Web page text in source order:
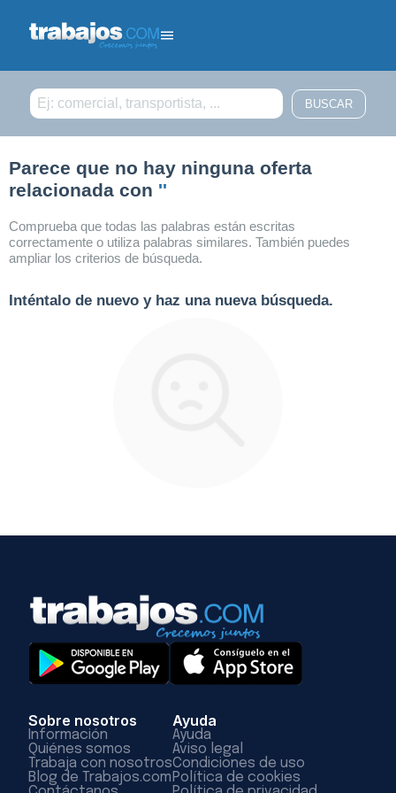
Parece que no hay ninguna oferta
relacionada con ''
Comprueba que todas las palabras están escritas
correctamente o utiliza palabras similares. También puedes
ampliar los criterios de búsqueda.
Inténtalo de nuevo y haz una nueva búsqueda.
Sobre nosotros
Información
Quiénes somos
Trabaja con nosotros
Blog de Trabajos.com
Ayuda
Ayuda
Aviso legal
Condiciones de uso
Política de cookies